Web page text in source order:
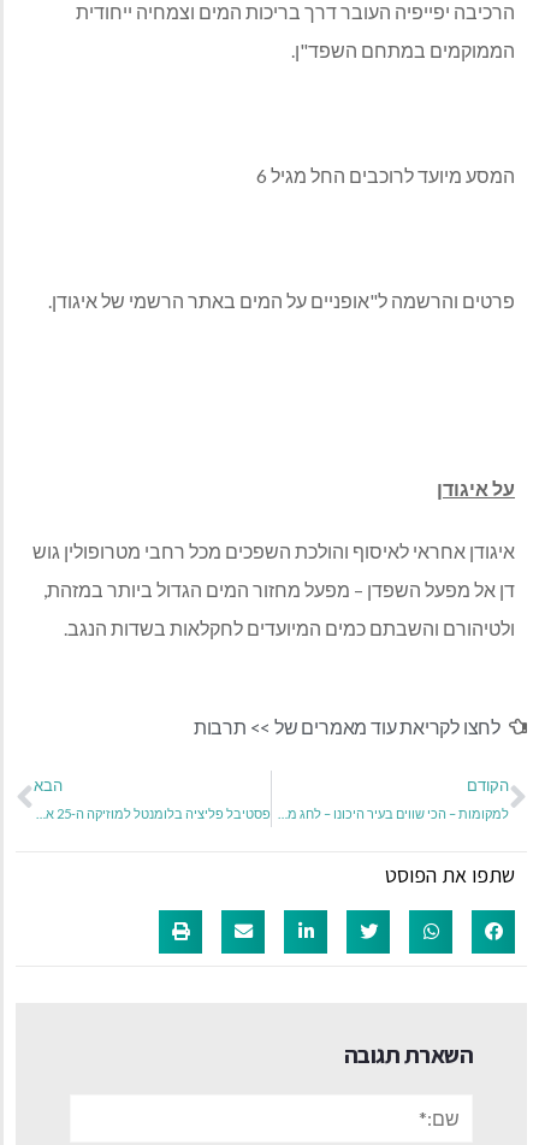
הרכיבה יפייפיה העובר דרך בריכות המים וצמחיה ייחודית
הממוקמים במתחם השפד"ן.
המסע מיועד לרוכבים החל מגיל 6
פרטים והרשמה ל"אופניים על המים באתר הרשמי של איגודן.
על איגודן
איגודן אחראי לאיסוף והולכת השפכים מכל רחבי מטרופולין גוש
דן אל מפעל השפדן – מפעל מחזור המים הגדול ביותר במזהת,
ולטיהורם והשבתם כמים המיועדים לחקלאות בשדות הנגב.
לחצו לקריאת עוד מאמרים של >> תרבות
הקודם הבא
שתפו את הפוסט
השארת תגובה